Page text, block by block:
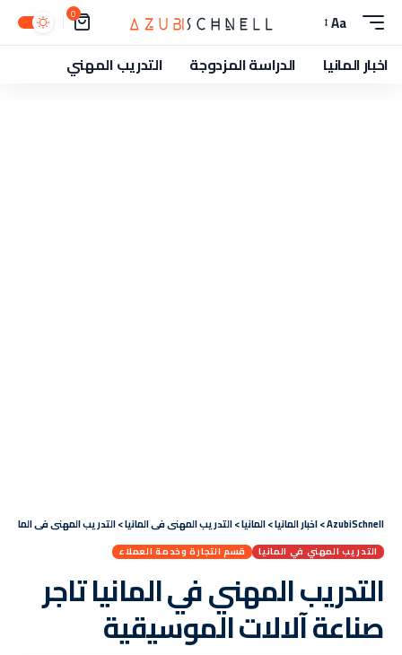
Aa
0
اخبار المانيا الدراسة المزدوجة التدريب المهني
AzubiSchnell
>اخبار المانيا>المانيا>التدريب المهني في المانيا>التدريب المهني في المانيا
التدريب المهني في المانيا قسم التجارة وخدمة العملاء
التدريب المهني في المانيا تاجر
صناعة آلالات الموسيقية